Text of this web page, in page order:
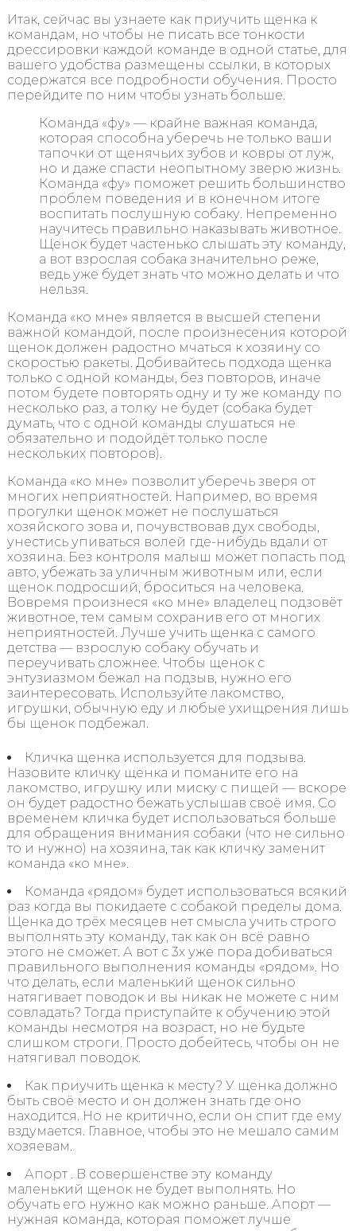
Итак, сейчас вы узнаете как приучить щенка к
командам, но чтобы не писать все тонкости
дрессировки каждой команде в одной статье, для
вашего удобства размещены ссылки, в которых
содержатся все подробности обучения. Просто
перейдите по ним чтобы узнать больше.
Команда «фу» — крайне важная команда,
которая способна уберечь не только ваши
тапочки от щенячьих зубов и ковры от луж,
но и даже спасти неопытному зверю жизнь.
Команда «фу» поможет решить большинство
проблем поведения и в конечном итоге
воспитать послушную собаку. Непременно
научитесь правильно наказывать животное.
Щенок будет частенько слышать эту команду,
а вот взрослая собака значительно реже,
ведь уже будет знать что можно делать и что
нельзя.
Команда «ко мне» является в высшей степени
важной командой, после произнесения которой
щенок должен радостно мчаться к хозяину со
скоростью ракеты. Добивайтесь подхода щенка
только с одной команды, без повторов, иначе
потом будете повторять одну и ту же команду по
несколько раз, а толку не будет (собака будет
думать, что с одной команды слушаться не
обязательно и подойдёт только после
нескольких повторов).
Команда «ко мне» позволит уберечь зверя от
многих неприятностей. Например, во время
прогулки щенок может не послушаться
хозяйского зова и, почувствовав дух свободы,
унестись упиваться волей где-нибудь вдали от
хозяина. Без контроля малыш может попасть под
авто, убежать за уличным животным или, если
щенок подросший, броситься на человека.
Вовремя произнеся «ко мне» владелец подзовёт
животное, тем самым сохранив его от многих
неприятностей. Лучше учить щенка с самого
детства — взрослую собаку обучать и
переучивать сложнее. Чтобы щенок с
энтузиазмом бежал на подзыв, нужно его
заинтересовать. Используйте лакомство,
игрушки, обычную еду и любые ухищрения лишь
бы щенок подбежал.
Кличка щенка используется для подзыва.
Назовите кличку щенка и поманите его на
лакомство, игрушку или миску с пищей — вскоре
он будет радостно бежать услышав своё имя. Со
временем кличка будет использоваться больше
для обращения внимания собаки (что не сильно
то и нужно) на хозяина, так как кличку заменит
команда «ко мне».
Команда «рядом» будет использоваться всякий
раз когда вы покидаете с собакой пределы дома.
Щенка до трёх месяцев нет смысла учить строго
выполнять эту команду, так как он всё равно
этого не сможет. А вот с 3х уже пора добиваться
правильного выполнения команды «рядом». Но
что делать, если маленький щенок сильно
натягивает поводок и вы никак не можете с ним
совладать? Тогда приступайте к обучению этой
команды несмотря на возраст, но не будьте
слишком строги. Просто добейтесь, чтобы он не
натягивал поводок.
Как приучить щенка к месту? У щенка должно
быть своё место и он должен знать где оно
находится. Но не критично, если он спит где ему
вздумается. Главное, чтобы это не мешало самим
хозяевам.
Апорт . В совершенстве эту команду
маленький щенок не будет выполнять. Но
обучать его нужно как можно раньше. Апорт —
нужная команда, которая поможет лучше